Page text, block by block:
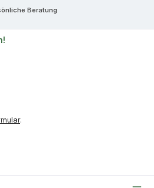
Beratung
.